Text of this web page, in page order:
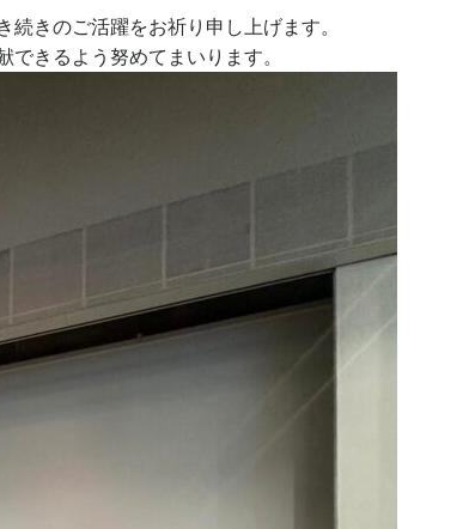
きのご活躍をお祈り申し上げます。
きるよう努めてまいります。